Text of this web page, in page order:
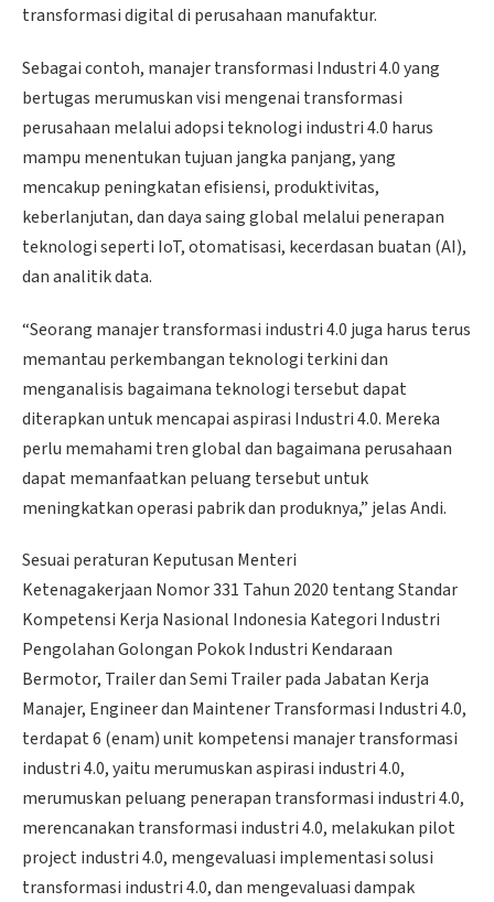
transformasi digital di perusahaan manufaktur.
Sebagai contoh, manajer transformasi Industri 4.0 yang
bertugas merumuskan visi mengenai transformasi
perusahaan melalui adopsi teknologi industri 4.0 harus
mampu menentukan tujuan jangka panjang, yang
mencakup peningkatan efisiensi, produktivitas,
keberlanjutan, dan daya saing global melalui penerapan
teknologi seperti IoT, otomatisasi, kecerdasan buatan (AI),
dan analitik data.
“Seorang manajer transformasi industri 4.0 juga harus terus
memantau perkembangan teknologi terkini dan
menganalisis bagaimana teknologi tersebut dapat
diterapkan untuk mencapai aspirasi Industri 4.0. Mereka
perlu memahami tren global dan bagaimana perusahaan
dapat memanfaatkan peluang tersebut untuk
meningkatkan operasi pabrik dan produknya,” jelas Andi.
Sesuai peraturan Keputusan Menteri
Ketenagakerjaan Nomor 331 Tahun 2020 tentang Standar
Kompetensi Kerja Nasional Indonesia Kategori Industri
Pengolahan Golongan Pokok Industri Kendaraan
Bermotor, Trailer dan Semi Trailer pada Jabatan Kerja
Manajer, Engineer dan Maintener Transformasi Industri 4.0,
terdapat 6 (enam) unit kompetensi manajer transformasi
industri 4.0, yaitu merumuskan aspirasi industri 4.0,
merumuskan peluang penerapan transformasi industri 4.0,
merencanakan transformasi industri 4.0, melakukan pilot
project industri 4.0, mengevaluasi implementasi solusi
transformasi industri 4.0, dan mengevaluasi dampak